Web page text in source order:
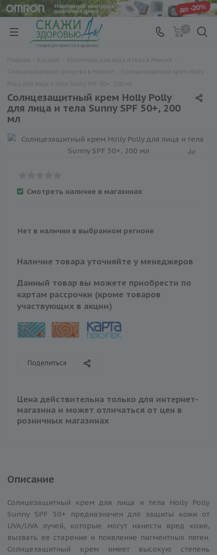
Солнцезащитный крем Holly Polly
для лица и тела Sunny SPF 50+, 200
мл
Смотреть наличие в магазинах
Нет в наличии в выбранном регионе
Наличие товара уточняйте у менеджеров
Данный товар вы можете приобрести по
картам рассрочки (кроме товаров
участвующих в акции)
Поделиться
Цена действительна только для интернет-
магазина и может отличаться от цен в
розничных магазинах
Описание
Солнцезащитный крем для лица и тела Holly Polly
Sunny SPF 50+ предназначен для защиты кожи от
UVA/UVA лучей, которые могут нанести вред коже,
вызвать ее старение и появление пигментных пятен.
Солнцезащитный крем имеет высокую степень